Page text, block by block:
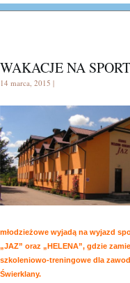
WAKACJE NA
14 marca, 2015 |
młodzieżowe wyjadą na wyjazd
„JAZ” oraz „HELENA”, gdzie
szkoleniowo-treningowe dla
Świerklany.